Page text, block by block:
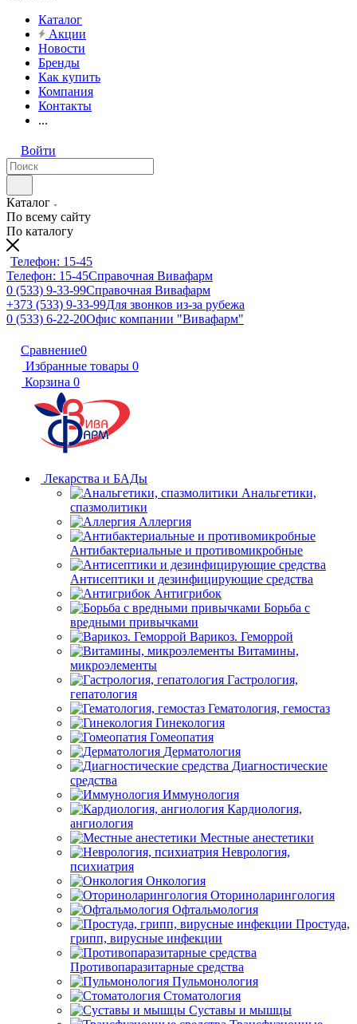
Каталог
Акции
Новости
Бренды
Как купить
Компания
Контакты
...
Войти
Каталог
По всему сайту
По каталогу
Телефон: 15-45
Телефон: 15-45Справочная Вивафарм
0 (533) 9-33-99Справочная Вивафарм
+373 (533) 9-33-99Для звонков из-за рубежа
0 (533) 6-22-20Офис компании "Вивафарм"
Сравнение0
Избранные товары 0
Корзина 0
Лекарства и БАДы
Анальгетики,
спазмолитики
Аллергия
Антибактериальные и противомикробные
Антисептики и дезинфицирующие средства
Антигрибок
Борьба с
вредными привычками
Варикоз. Геморрой
Витамины,
микроэлементы
Гастрология,
гепатология
Гематология, гемостаз
Гинекология
Гомеопатия
Дерматология
Диагностические
средства
Иммунология
Кардиология,
ангиология
Местные анестетики
Неврология,
психиатрия
Онкология
Оториноларингология
Офтальмология
Простуда,
грипп, вирусные инфекции
Противопаразитарные средства
Пульмонология
Стоматология
Суставы и мышцы